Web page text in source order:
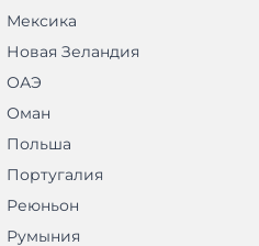
Мексика
Новая Зеландия
ОАЭ
Оман
Польша
Португалия
Реюньон
Румыния